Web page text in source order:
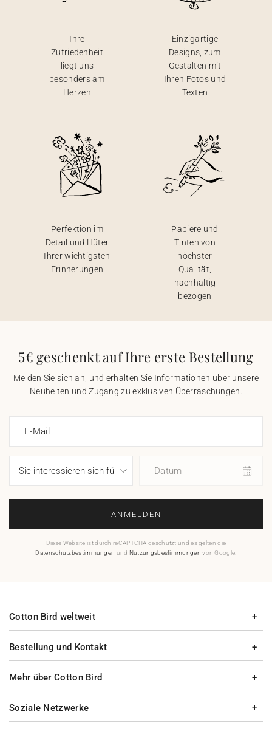
Ihre
Zufriedenheit
liegt uns
besonders am
Herzen
Einzigartige
Designs, zum
Gestalten mit
Ihren Fotos und
Texten
Perfektion im
Detail und Hüter
Ihrer wichtigsten
Erinnerungen
Papiere und
Tinten von
höchster
Qualität,
nachhaltig
bezogen
5€ geschenkt auf Ihre erste Bestellung
Melden Sie sich an, und erhalten Sie Informationen über unsere
Neuheiten und Zugang zu exklusiven Überraschungen.
E-Mail
Datum
ANMELDEN
Diese Website ist durch reCAPTCHA geschützt und es gelten die
Datenschutzbestimmungen und Nutzungsbestimmungen von Google.
Bestellung und Kontakt
Mehr über Cotton Bird
Cotton Bird weltweit
Soziale Netzwerke